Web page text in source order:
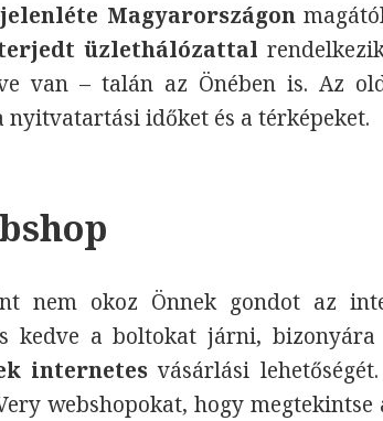
Magyarországon
üzlethálózattal
van – talán az Önében is. Az
időket és a térképeket.
nem okoz Önnek gondot az
kedve a boltokat járni,
internetes vásárlási
webshopokat, hogy megtekintse